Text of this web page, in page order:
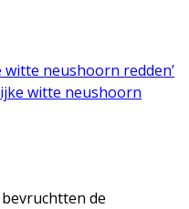
neushoorn redden’
witte neushoorn
bevruchtten de